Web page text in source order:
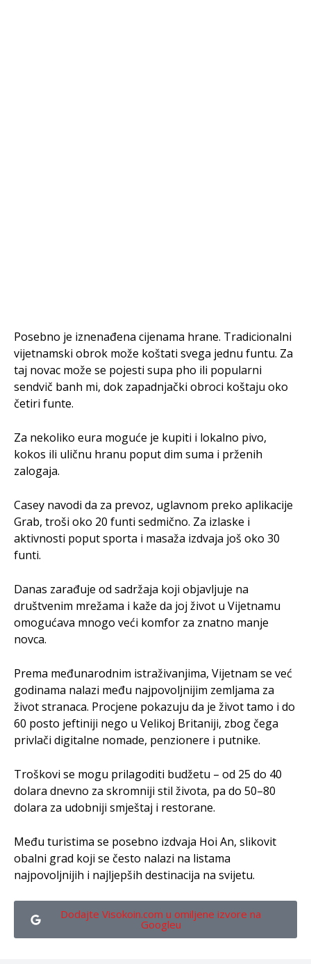
Posebno je iznenađena cijenama hrane. Tradicionalni
vijetnamski obrok može koštati svega jednu funtu. Za
taj novac može se pojesti supa pho ili popularni
sendvič banh mi, dok zapadnjački obroci koštaju oko
četiri funte.
Za nekoliko eura moguće je kupiti i lokalno pivo,
kokos ili uličnu hranu poput dim suma i prženih
zalogaja.
Casey navodi da za prevoz, uglavnom preko aplikacije
Grab, troši oko 20 funti sedmično. Za izlaske i
aktivnosti poput sporta i masaža izdvaja još oko 30
funti.
Danas zarađuje od sadržaja koji objavljuje na
društvenim mrežama i kaže da joj život u Vijetnamu
omogućava mnogo veći komfor za znatno manje
novca.
Prema međunarodnim istraživanjima, Vijetnam se već
godinama nalazi među najpovoljnijim zemljama za
život stranaca. Procjene pokazuju da je život tamo i do
60 posto jeftiniji nego u Velikoj Britaniji, zbog čega
privlači digitalne nomade, penzionere i putnike.
Troškovi se mogu prilagoditi budžetu – od 25 do 40
dolara dnevno za skromniji stil života, pa do 50–80
dolara za udobniji smještaj i restorane.
Među turistima se posebno izdvaja Hoi An, slikovit
obalni grad koji se često nalazi na listama
najpovoljnijih i najljepših destinacija na svijetu.
Dodajte Visokoin.com u omiljene izvore na
Googleu